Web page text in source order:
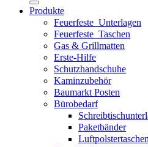
Produkte
Feuerfeste_Unterlagen
Feuerfeste_Taschen
Gas & Grillmatten
Erste-Hilfe
Schutzhandschuhe
Kaminzubehör
Baumarkt Posten
Bürobedarf
Paketbänder
Luftpolstertaschen